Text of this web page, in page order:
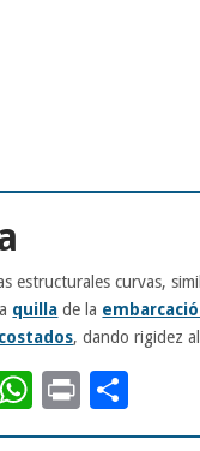
estructurales curvas,
quilla de la
costados, dando rigidez al
WhatsApp
Print